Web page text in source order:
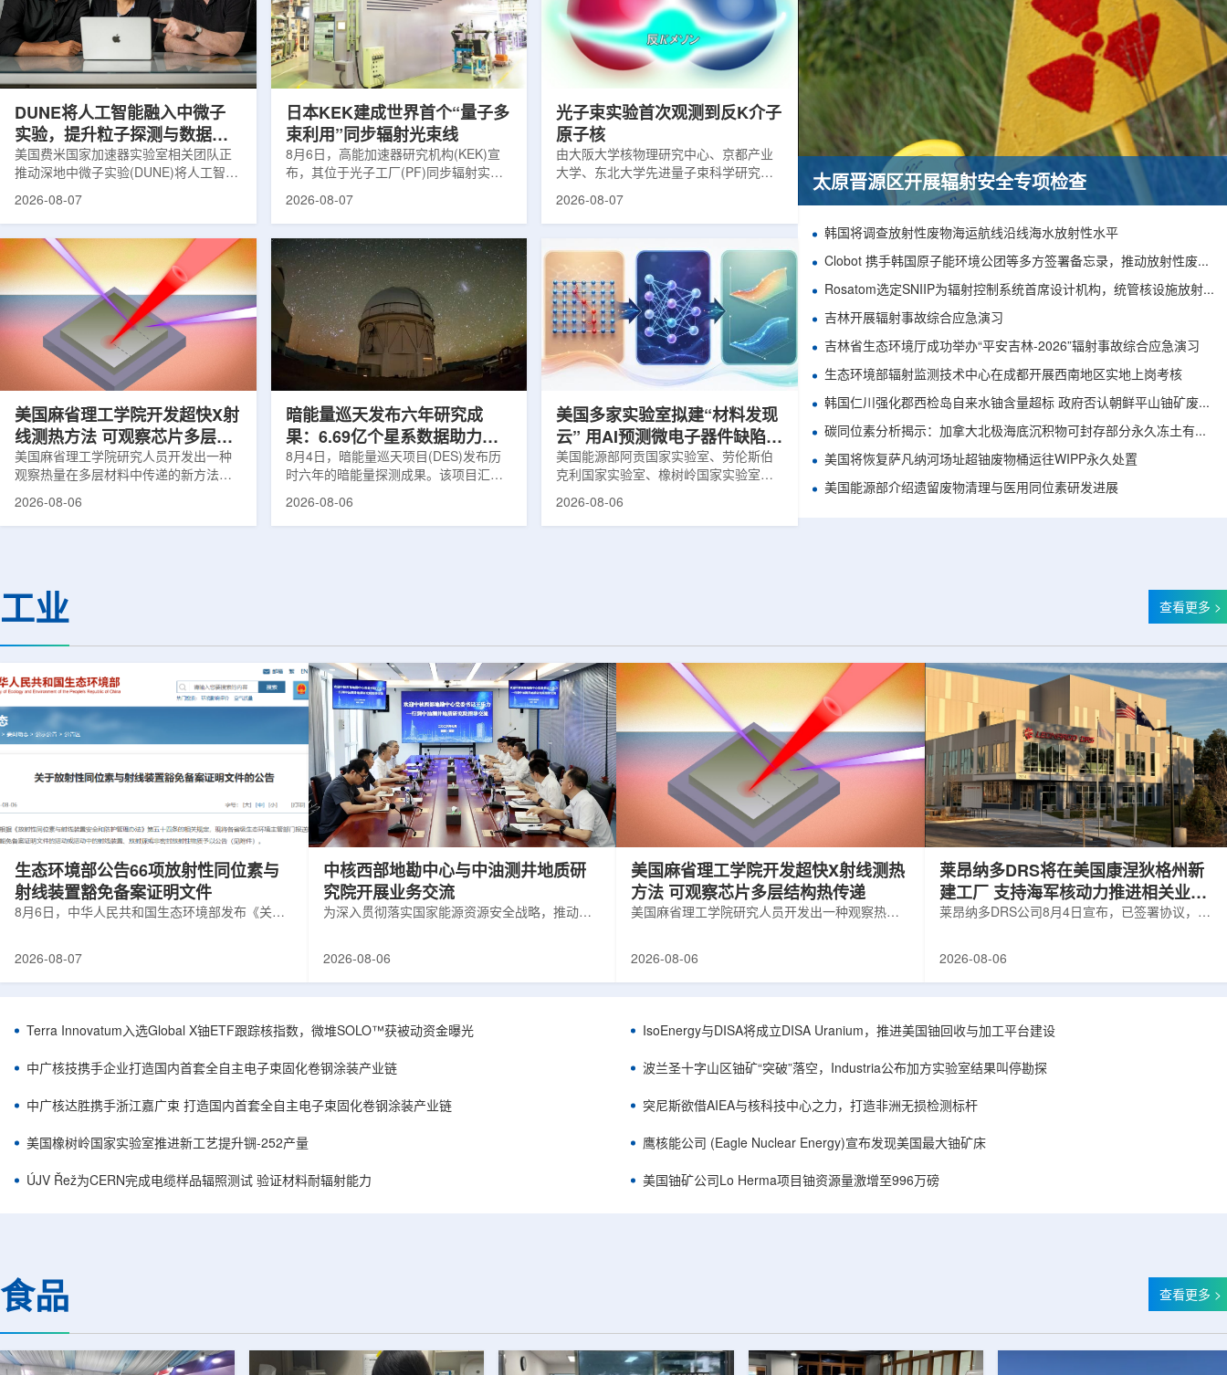
DUNE将人工智能融入中微子
实验，提升粒子探测与数据处
理能力
美国费米国家加速器实验室相关团队正
推动深地中微子实验(DUNE)将人工智能
互作用识别、事件分类和探测器管理能
力。DUNE位于长基线中微子设施，目
前已开始安装大型中微子探测器模块的
结构元件。该实验由近探测器和远探测
器组成：近探测器位于费米实验室，远
探测器设在南达科他州桑福德地下研究
设施地下约1英里处。两个探测器都将采
用液氩时间投影室技术，用于记录中微
2026-08-07
日本KEK建成世界首个“量子多
束利用”同步辐射光束线
8月6日，高能加速器研究机构(KEK)宣
布，其位于光子工厂(PF)同步辐射实验
射线与软X射线两束光束的同步利用。据
介绍，BL-11A和BL-11B由同步辐射学术
基础设施网络合作建设。该网络由大学
联合使用机构及联合使用、联合研究中
心的同步辐射装置组成，定位为科研和
教育基础设施。新光束线的主要特点在
于，可在同一实验条件下同时使用硬X射
线和软X射线，完成过去需要分别开展的
2026-08-07
光子束实验首次观测到反K介子
原子核
由大阪大学核物理研究中心、京都产业
大学、东北大学先进量子束科学研究中
台湾中央研究院和加拿大萨斯喀彻温大
LEPS2/Solenoid合作组，首次利用光子
束实验观测到含有反K介子的原子核。这
一成果为确认反K介子原子核的存在提供
了新的实验证据，也为理解高密度核物
质和中性子星内部结构提供了重要线
索。研究团队在日本兵库县大型同步辐
射设施SP...
2026-08-07
美国麻省理工学院开发超快X射
线测热方法 可观察芯片多层结
构热传递
美国麻省理工学院研究人员开发出一种
观察热量在多层材料中传递的新方法，
可用于精确测量计算机芯片等电子器件
多层结构时存在局限，例如常用的时域
热反射法难以区分不同材料层中的热传
题...
2026-08-06
暗能量巡天发布六年研究成
果：6.69亿个星系数据助力约
束宇宙加速膨胀
8月4日，暗能量巡天项目(DES)发布历
时六年的暗能量探测成果。该项目汇总
形成18篇相关论文，基于2013年至2019
加速...
2026-08-06
美国多家实验室拟建“材料发现
云” 用AI预测微电子器件缺陷影
响
美国能源部阿贡国家实验室、劳伦斯伯
克利国家实验室、橡树岭国家实验室和
西北大学的研究人员正计划开发材料发
工...
2026-08-06
太原晋源区开展辐射安全专项检查
韩国将调查放射性废物海运航线沿线海水放射性水平
Clobot 携手韩国原子能环境公团等多方签署备忘录，推动放射性废物安全管理多机型机器人示范
Rosatom选定SNIIP为辐射控制系统首席设计机构，统管核设施放射仪表标准化与进口替代保障
吉林开展辐射事故综合应急演习
吉林省生态环境厅成功举办“平安吉林-2026”辐射事故综合应急演习
生态环境部辐射监测技术中心在成都开展西南地区实地上岗考核
韩国仁川强化郡西检岛自来水铀含量超标 政府否认朝鲜平山铀矿废水影响
碳同位素分析揭示：加拿大北极海底沉积物可封存部分永久冻土有机碳
美国将恢复萨凡纳河场址超铀废物桶运往WIPP永久处置
美国能源部介绍遗留废物清理与医用同位素研发进展
工业 查看更多 >
生态环境部公告66项放射性同位素与
射线装置豁免备案证明文件
8月6日，中华人民共和国生态环境部发布《关于
将各省级生态环境主管部门报送的、已获得豁免
置、放射源或非密封放射性物质予以公告。随公
告发布的汇总表共列出66项备案记录，涉及山
东、天津、上海、河北、四川、甘肃、安徽、河
南、辽宁等地相关单位。备案内容涵盖...
2026-08-07
中核西部地勘中心与中油测井地质研
究院开展业务交流
为深入贯彻落实国家能源资源安全战略，推动油
地质研究院，开展专项技术交流研讨。会上，中
内油气测井成套装备、井下探测、岩石物理实
验、智能测井解释、深井探测及多源地质数据解
析等成熟技术体系，并结合实战案例分享了含油
气盆地铀矿勘查经验。王乐力介绍了西部中...
2026-08-06
美国麻省理工学院开发超快X射线测热
方法 可观察芯片多层结构热传递
美国麻省理工学院研究人员开发出一种观察热量
寸不断缩小、功率密度持续提高，器件过热正成
在面对真实电子器件的多层结构时存在局限，例
如常用的时域热反射法难以区分不同材料层中的
热传输情况，红外成像等方法也难以在微小尺度
上捕捉快速变化。为解决这一问题...
2026-08-06
莱昂纳多DRS将在美国康涅狄格州新
建工厂 支持海军核动力推进相关业务
增长
莱昂纳多DRS公司8月4日宣布，已签署协议，将
并为公司在核能领域的后续增长提供空间和基础
尔德帕克里奇路120号，占地约14.1087万平方英
尺。工厂建成后，将整合目前分布在康涅狄格州
丹伯里和贝瑟尔三个地点的业务。该设施预计于
2027年初投入使用，若最终设计和租户装修工...
2026-08-06
Terra Innovatum入选Global X铀ETF跟踪核指数，微堆SOLO™获被动资金曝光
中广核技携手企业打造国内首套全自主电子束固化卷钢涂装产业链
中广核达胜携手浙江嘉广束 打造国内首套全自主电子束固化卷钢涂装产业链
美国橡树岭国家实验室推进新工艺提升锎-252产量
ÚJV Řež为CERN完成电缆样品辐照测试 验证材料耐辐射能力
IsoEnergy与DISA将成立DISA Uranium，推进美国铀回收与加工平台建设
波兰圣十字山区铀矿“突破”落空，Industria公布加方实验室结果叫停勘探
突尼斯欲借AIEA与核科技中心之力，打造非洲无损检测标杆
鹰核能公司 (Eagle Nuclear Energy)宣布发现美国最大铀矿床
美国铀矿公司Lo Herma项目铀资源量激增至996万磅
食品 查看更多 >